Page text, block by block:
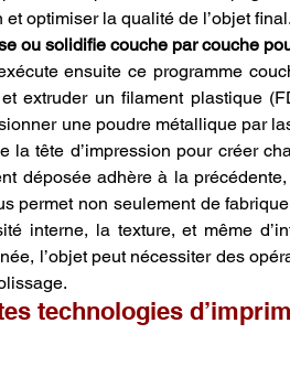
optimiser la qualité de l’objet final.
ou solidifie couche par couche
ensuite ce programme
extruder un filament plastique
une poudre métallique par
la tête d’impression pour créer
déposée adhère à la
permet non seulement de
interne, la texture, et même
l’objet peut nécessiter des
technologies